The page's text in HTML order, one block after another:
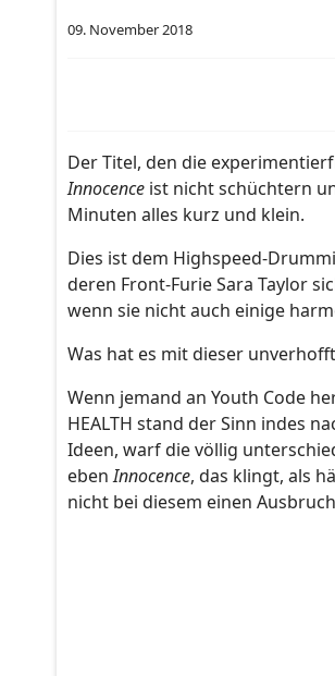
09. November 2018
Der Titel, den die
Innocence ist nicht schüchtern
Minuten alles kurz und klein.
Dies ist dem Highspeed-
deren Front-Furie Sara Taylor
wenn sie nicht auch einige
Was hat es mit dieser
Wenn jemand an Youth Code
HEALTH stand der Sinn indes
Ideen, warf die völlig
ebenInnocence, das klingt, als
nicht bei diesem einen